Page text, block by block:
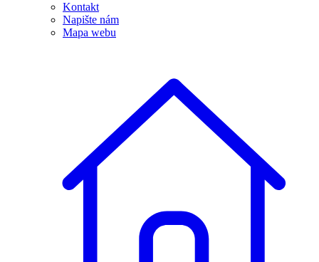
Kontakt
Napište nám
Mapa webu